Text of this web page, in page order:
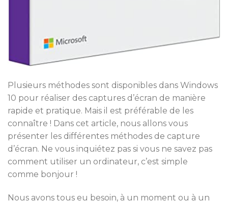
Plusieurs méthodes sont disponibles dans Windows
10 pour réaliser des captures d’écran de manière
rapide et pratique. Mais il est préférable de les
connaître ! Dans cet article, nous allons vous
présenter les différentes méthodes de capture
d’écran. Ne vous inquiétez pas si vous ne savez pas
comment utiliser un ordinateur, c’est simple
comme bonjour !
Nous avons tous eu besoin, à un moment ou à un